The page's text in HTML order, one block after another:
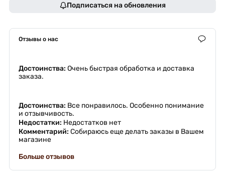
Подписаться на обновления
Отзывы о нас
Достоинства: Очень быстрая обработка и доставка
заказа.
Достоинства: Все понравилось. Особенно понимание
и отзывчивость.
Недостатки: Недостатков нет
Комментарий: Собираюсь еще делать заказы в Вашем
магазине
Больше отзывов